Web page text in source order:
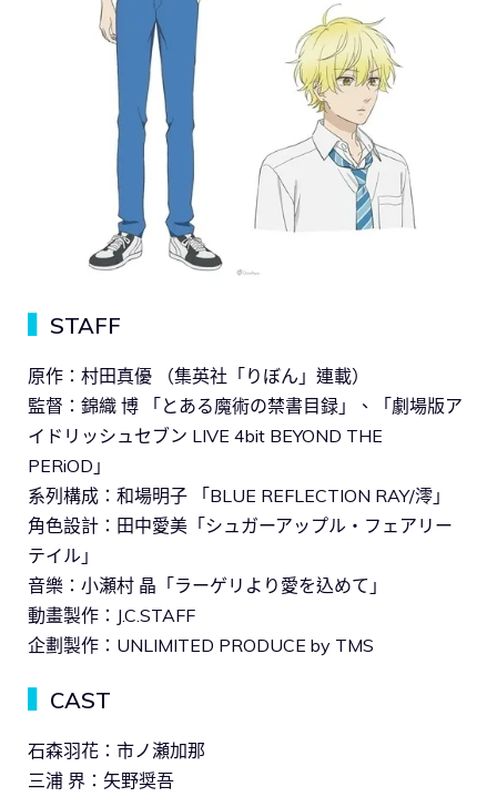
STAFF
原作：村田真優 （集英社「りぼん」連載）
監督：錦織 博 「とある魔術の禁書目録」、「劇場版ア
イドリッシュセブン LIVE 4bit BEYOND THE
PERiOD」
系列構成：和場明子 「BLUE REFLECTION RAY/澪」
角色設計：田中愛美「シュガーアップル・フェアリー
テイル」
音樂：小瀬村 晶「ラーゲリより愛を込めて」
動畫製作：J.C.STAFF
企劃製作：UNLIMITED PRODUCE by TMS
CAST
石森羽花：市ノ瀬加那
三浦 界：矢野奨吾